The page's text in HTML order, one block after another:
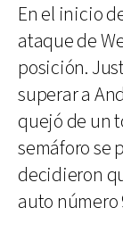
En el inicio
ataque de
posición.
superar a
quejó de un
semáforo se
decidieron
auto número